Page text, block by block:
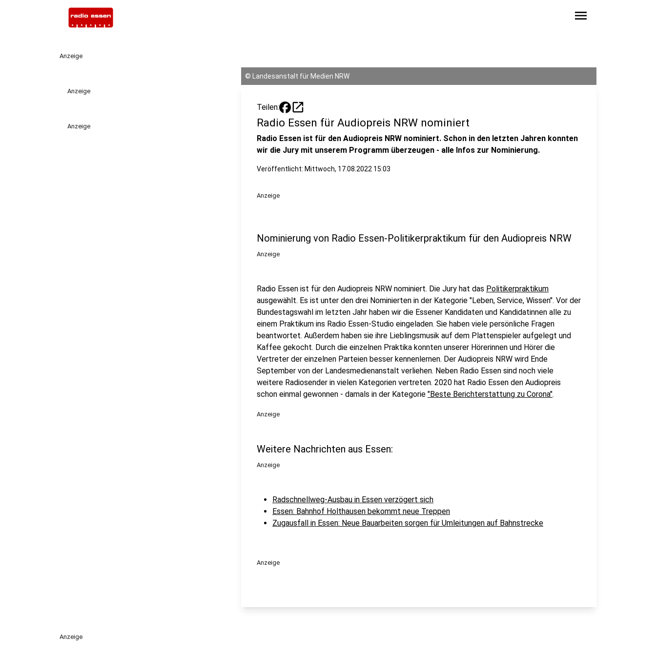
menu
Anzeige
Anzeige
Anzeige
© Landesanstalt für Medien NRW
Teilen: open_in_new
Radio Essen für Audiopreis NRW nominiert
Radio Essen ist für den Audiopreis NRW nominiert. Schon in den letzten Jahren konnten
wir die Jury mit unserem Programm überzeugen - alle Infos zur Nominierung.
Veröffentlicht: Mittwoch, 17.08.2022 15:03
Anzeige
Nominierung von Radio Essen-Politikerpraktikum für den Audiopreis NRW
Anzeige
Radio Essen ist für den Audiopreis NRW nominiert. Die Jury hat das Politikerpraktikum
ausgewählt. Es ist unter den drei Nominierten in der Kategorie "Leben, Service, Wissen". Vor der
Bundestagswahl im letzten Jahr haben wir die Essener Kandidaten und Kandidatinnen alle zu
einem Praktikum ins Radio Essen-Studio eingeladen. Sie haben viele persönliche Fragen
beantwortet. Außerdem haben sie ihre Lieblingsmusik auf dem Plattenspieler aufgelegt und
Kaffee gekocht. Durch die einzelnen Praktika konnten unserer Hörerinnen und Hörer die
Vertreter der einzelnen Parteien besser kennenlernen. Der Audiopreis NRW wird Ende
September von der Landesmedienanstalt verliehen. Neben Radio Essen sind noch viele
weitere Radiosender in vielen Kategorien vertreten. 2020 hat Radio Essen den Audiopreis
schon einmal gewonnen - damals in der Kategorie "Beste Berichterstattung zu Corona".
Anzeige
Weitere Nachrichten aus Essen:
Anzeige
Radschnellweg-Ausbau in Essen verzögert sich
Essen: Bahnhof Holthausen bekommt neue Treppen
Zugausfall in Essen: Neue Bauarbeiten sorgen für Umleitungen auf Bahnstrecke
Anzeige
Anzeige